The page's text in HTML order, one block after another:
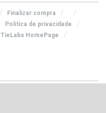
Finalizar compra
Política de privacidade
TieLabs HomePage